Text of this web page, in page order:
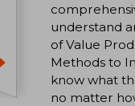
understand
of Value
Methods to
know what
no matter